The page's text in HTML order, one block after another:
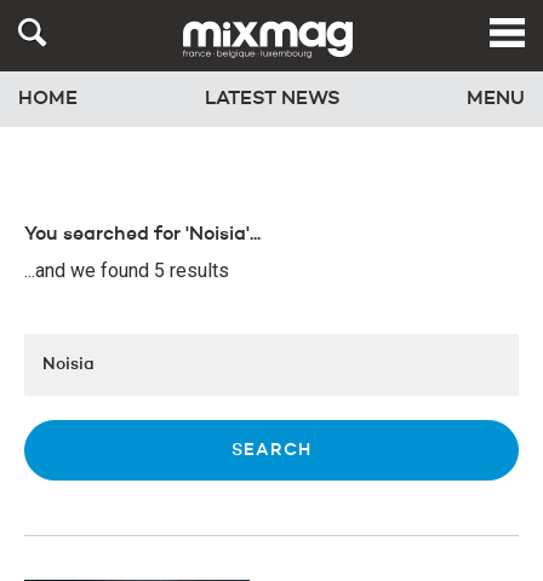
HOME LATEST NEWS MENU
You searched for 'Noisia'...
...and we found 5 results